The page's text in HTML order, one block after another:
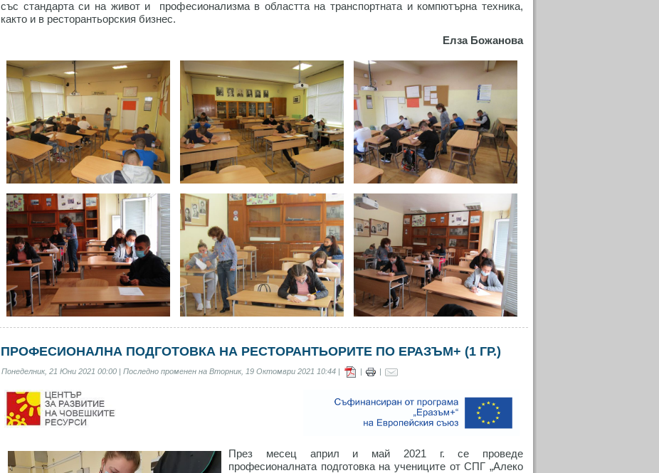
със стандарта си на живот и професионализма в областта на транспортната и компютърна техника,
както и в ресторантьорския бизнес.
Елза Божанова
ПРОФЕСИОНАЛНА ПОДГОТОВКА НА РЕСТОРАНТЬОРИТЕ ПО ЕРАЗЪМ+ (1 ГР.)
Понеделник, 21 Юни 2021 00:00 | Последно променен на Вторник, 19 Октомври 2021 10:44 | | |
През месец април и май 2021 г. се проведе
професионалната подготовка на учениците от СПГ „Алеко